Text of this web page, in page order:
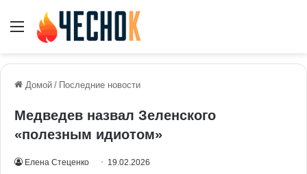
Меню
Домой / Последние новости
Медведев назвал Зеленского
«полезным идиотом»
Елена Стеценко 19.02.2026